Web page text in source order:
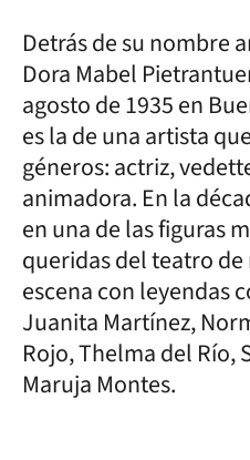
Detrás de su nombre
Dora Mabel
agosto de 1935 en
es la de una artista
géneros: actriz,
animadora. En la
en una de las figuras
queridas del teatro
escena con leyendas
Juanita Martínez,
Rojo, Thelma del Río,
Maruja Montes.